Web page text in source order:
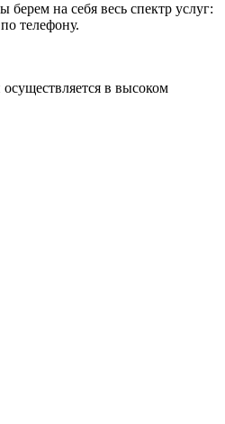
на себя весь спектр услуг:
телефону.
в высоком